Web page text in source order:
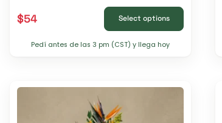
$54 Select options
Pedí antes de las 3 pm (CST) y llega hoy